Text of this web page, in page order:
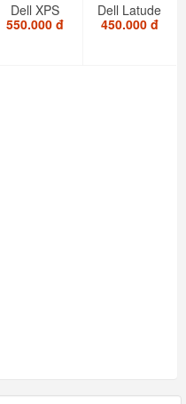
Dell XPS
9360 9350
550.000 đ
Dell Latude
E7450
450.000 đ